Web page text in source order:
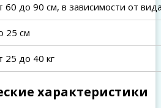
60 до 90 см, в зависимости от
25 см
25 до 40 кг
характеристики